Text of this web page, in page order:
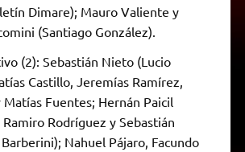
Dimare); Mauro Valiente y
(Santiago González).
(2): Sebastián Nieto (Lucio
Castillo, Jeremías Ramírez,
Matías Fuentes; Hernán Paicil
Ramiro Rodríguez y Sebastián
Nahuel Pájaro, Facundo